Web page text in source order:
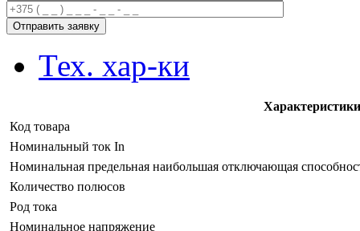
Тех. хар-ки
Характеристики
Код товара
Номинальный ток In
Номинальная предельная наибольшая отключающая
Количество полюсов
Род тока
Номинальное напряжение